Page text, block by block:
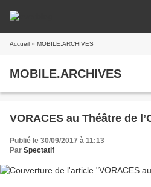
Accueil » MOBILE.ARCHIVES
MOBILE.ARCHIVES
VORACES au Théâtre de
Publié le 30/09/2017 à 11:13
Par Spectatif